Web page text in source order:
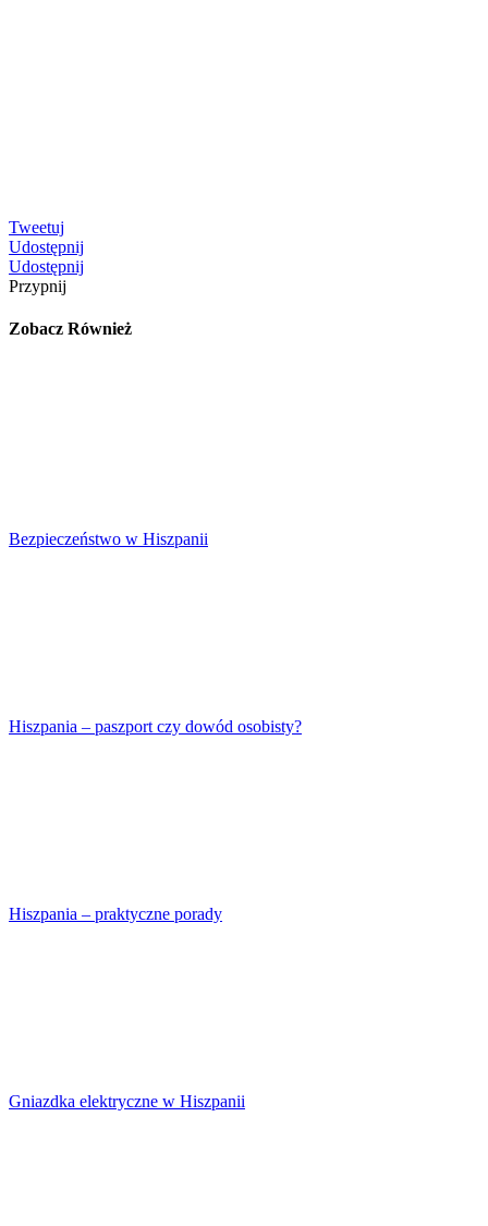
Tweetuj
Udostępnij
Udostępnij
Przypnij
Zobacz Również
Bezpieczeństwo w Hiszpanii
Hiszpania – paszport czy dowód osobisty?
Hiszpania – praktyczne porady
Gniazdka elektryczne w Hiszpanii